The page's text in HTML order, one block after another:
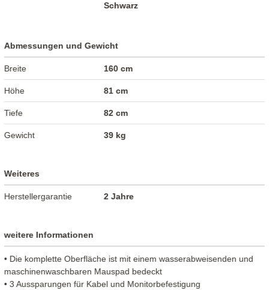
Schwarz
Abmessungen und Gewicht
Breite 160 cm
Höhe 81 cm
Tiefe 82 cm
Gewicht 39 kg
Weiteres
Herstellergarantie 2 Jahre
weitere Informationen
• Die komplette Oberfläche ist mit einem wasserabweisenden und
maschinenwaschbaren Mauspad bedeckt
• 3 Aussparungen für Kabel und Monitorbefestigung